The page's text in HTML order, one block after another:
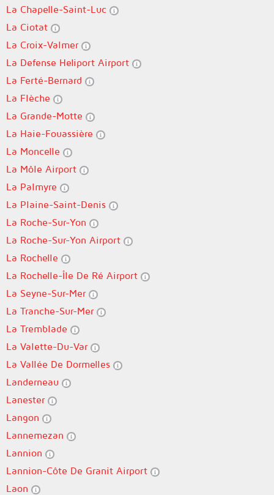
La Chapelle-Saint-Luc
La Ciotat
La Croix-Valmer
La Defense Heliport Airport
La Ferté-Bernard
La Flèche
La Grande-Motte
La Haie-Fouassière
La Moncelle
La Môle Airport
La Palmyre
La Plaine-Saint-Denis
La Roche-Sur-Yon
La Roche-Sur-Yon Airport
La Rochelle
La Rochelle-Île De Ré Airport
La Seyne-Sur-Mer
La Tranche-Sur-Mer
La Tremblade
La Valette-Du-Var
La Vallée De Dormelles
Landerneau
Lanester
Langon
Lannemezan
Lannion
Lannion-Côte De Granit Airport
Laon